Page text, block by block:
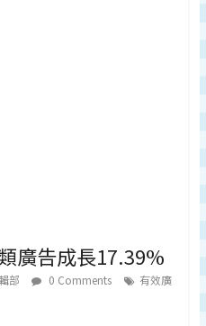
廣告成長17.39%
部 0 Comments
有效廣